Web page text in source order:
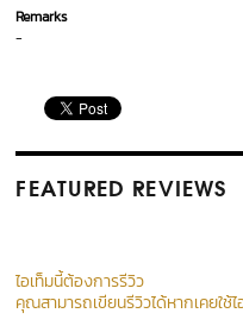
Remarks
-
FEATURED REVIEWS
ไอเท็มนี้ต้องการรีวิว
คุณสามารถเขียนรีวิวได้หากเคยใช้ไ